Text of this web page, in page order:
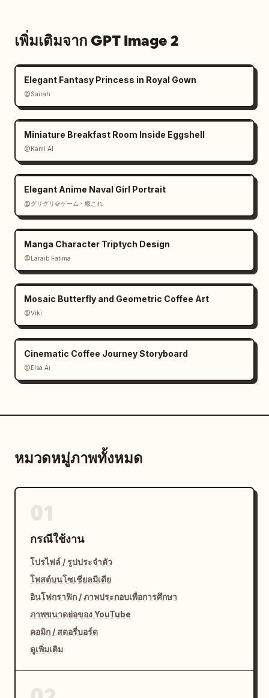
เพิ่มเติมจาก GPT Image 2
Elegant Fantasy Princess in Royal Gown
@Sairah
Miniature Breakfast Room Inside Eggshell
@Kami AI
Elegant Anime Naval Girl Portrait
@グリグリ＠ゲーム・艦これ
Manga Character Triptych Design
@Laraib Fatima‎
Mosaic Butterfly and Geometric Coffee Art
@Viki
Cinematic Coffee Journey Storyboard
@Elsa Ai
หมวดหมู่ภาพทั้งหมด
กรณีใช้งาน
โปรไฟล์ / รูปประจำตัว
โพสต์บนโซเชียลมีเดีย
อินโฟกราฟิก / ภาพประกอบเพื่อการศึกษา
ภาพขนาดย่อของ YouTube
คอมิก / สตอรี่บอร์ด
ดูเพิ่มเติม